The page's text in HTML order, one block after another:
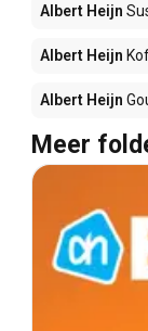
Albert Heijn
Albert Heijn
Albert Heijn
Meer